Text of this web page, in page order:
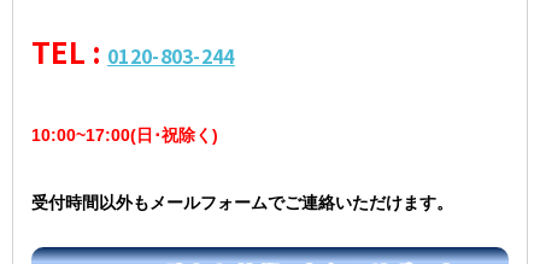
TEL : 0120-803-244
10:00~17:00(日･祝除く)
受付時間以外もメールフォームでご連絡いただけます。